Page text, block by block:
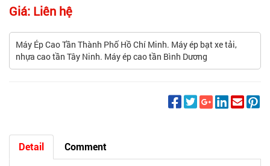
Giá: Liên hệ
Máy Ép Cao Tần Thành Phố Hồ Chí Minh. Máy ép bạt xe tải,
nhựa cao tần Tây Ninh. Máy ép cao tần Bình Dương
Detail Comment